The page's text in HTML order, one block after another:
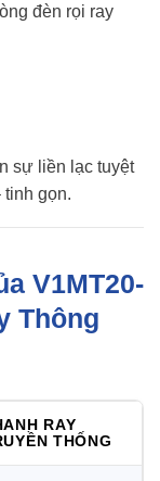
đèn rọi ray
sự liền lạc tuyệt
tinh gọn.
V1MT20-
Thông
RAY
THỐNG